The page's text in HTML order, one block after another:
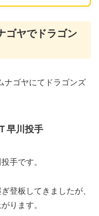
ゴヤでドラゴン
ナゴヤにてドラゴンズ
早川投手
手です。
登板してきましたが、
ります。